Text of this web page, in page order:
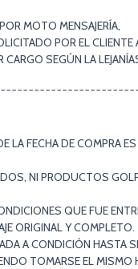
MOTO MENSAJERÍA,
POR EL CLIENTE
CARGO SEGÚN LA
LA FECHA DE COMPRA
NI PRODUCTOS
QUE FUE
ORIGINAL Y COMPLETO.
A CONDICIÓN HASTA
TOMARSE EL MISMO